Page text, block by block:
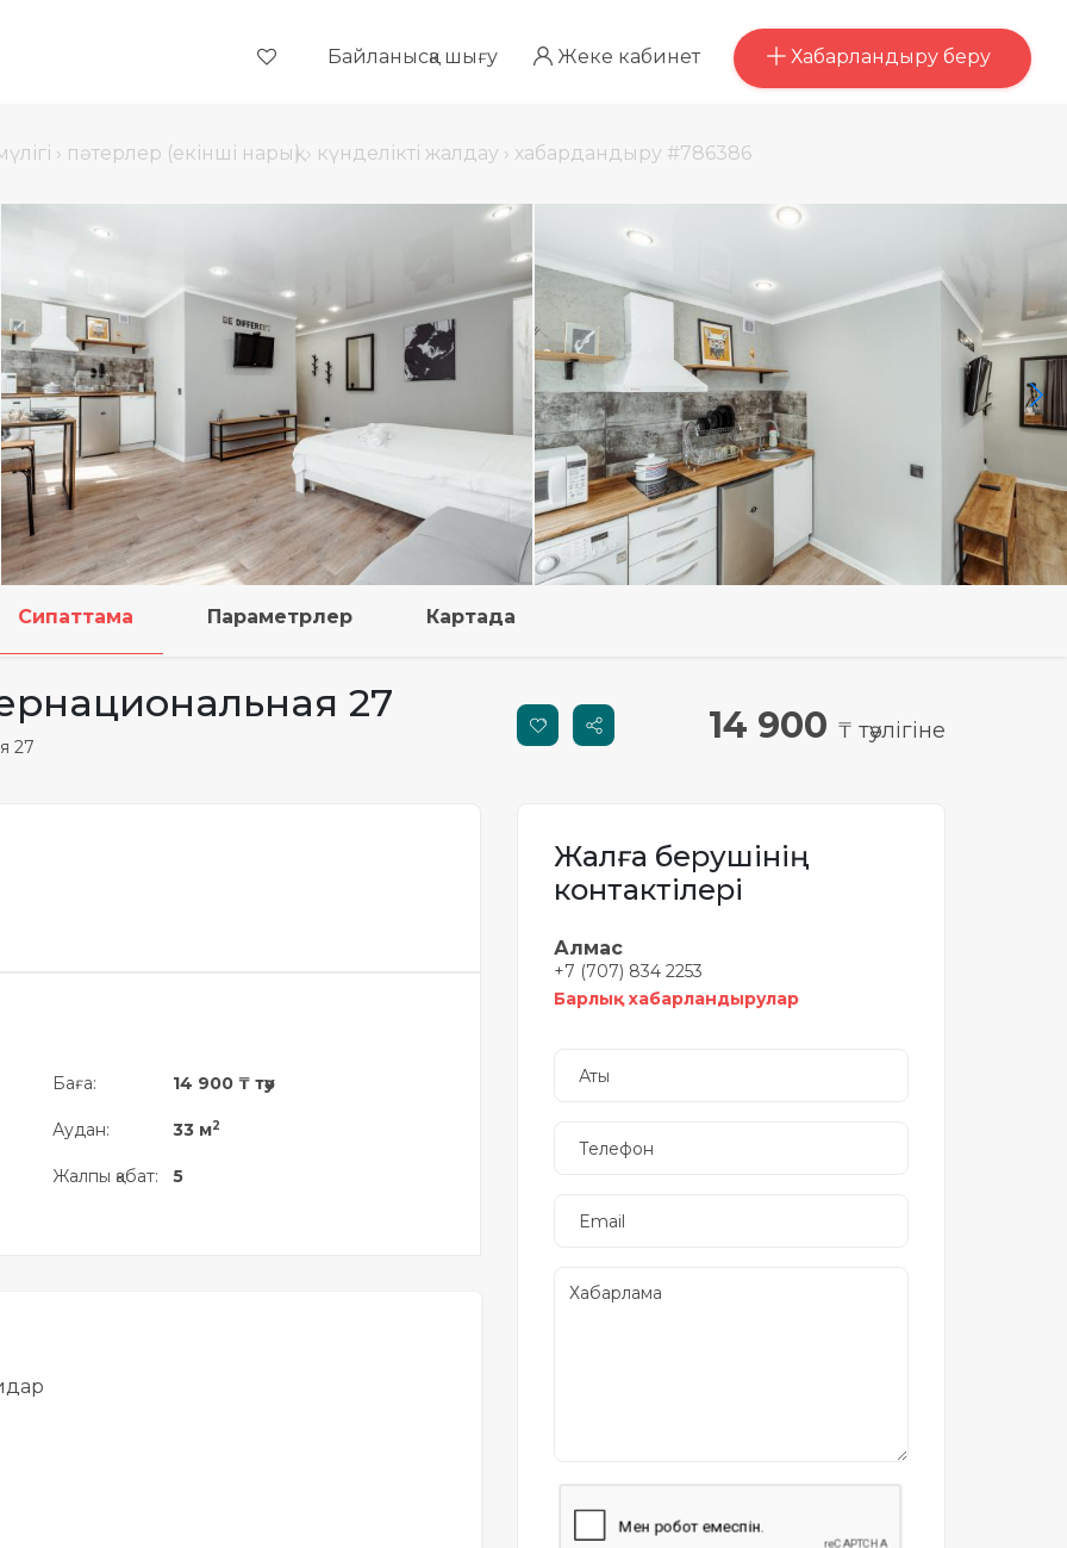
Байланысқа шығу Жеке кабинет Хабарландыру беру
› пәтерлер (екінші нарық)› күнделікті жалдау › хабардандыру #786386
Сипаттама Параметрлер Картада
27
27 14 900 ₸ тәулігіне
Баға:
Аудан:
Жалпы қабат:
14 900 ₸ тәу
33 м2
5
Жалға берушінің
контактілері
Алмас
+7 (707) 834 2253
Барлық хабарландырулар